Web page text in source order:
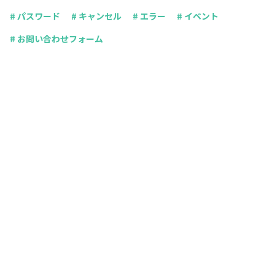
# パスワード
# キャンセル # エラー
# イベント
# お問い合わせフォーム